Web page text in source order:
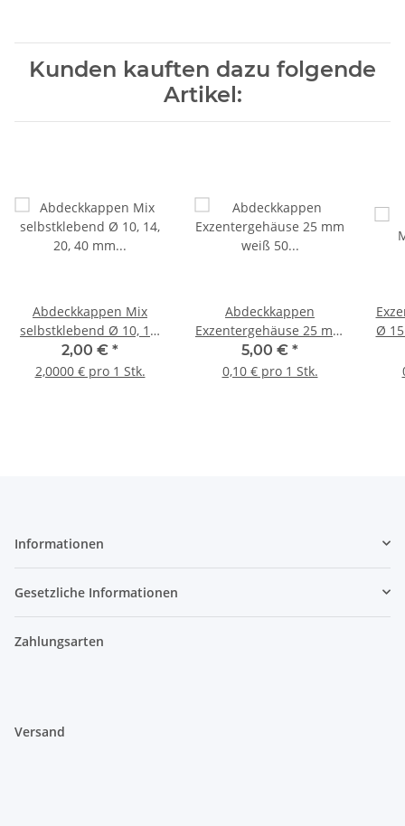
Kunden kauften dazu folgende
Artikel:
Abdeckkappen Mix
selbstklebend Ø 10, 14,
20, 40 mm Weiß
2,00 € *
2,0000 € pro 1 Stk.
Abdeckkappen
Exzentergehäuse 25 mm
weiß 50 Stück
5,00 € *
0,10 € pro 1 Stk.
Ø
Informationen
Gesetzliche Informationen
Zahlungsarten
Versand